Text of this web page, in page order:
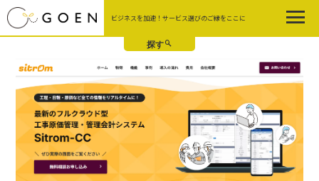
Skip
to
the
content
ビジネスを加速！サービス選びのご縁をここに